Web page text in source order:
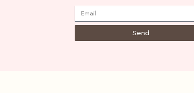
Send